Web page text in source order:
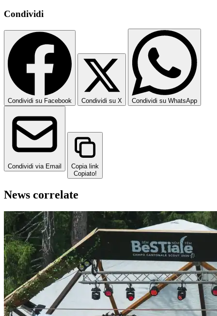
Condividi
Condividi su Facebook Condividi su X Condividi su WhatsApp
Condividi via Email
Copia link
Copiato!
News correlate